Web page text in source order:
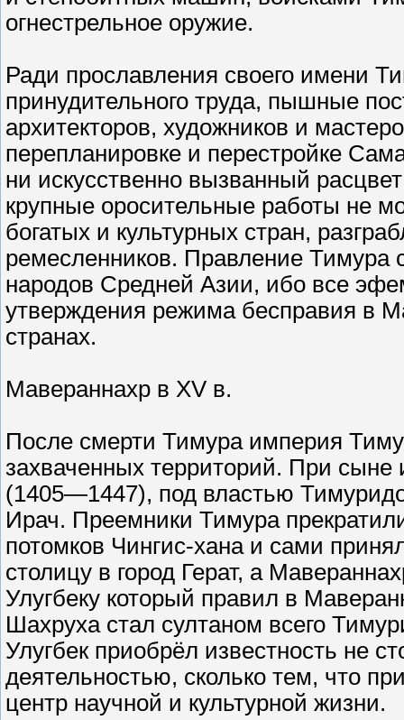
огнестрельное оружие.
Ради прославления своего имени
принудительного труда, пышные
архитекторов, художников и
перепланировке и перестройке
ни искусственно вызванный
крупные оросительные работы не
богатых и культурных стран,
ремесленников. Правление Тимура
народов Средней Азии, ибо все
утверждения режима бесправия в
странах.
Мавераннахр в XV в.
После смерти Тимура империя
захваченных территорий. При
(1405—1447), под властью
Ирач. Преемники Тимура
потомков Чингис-хана и сами
столицу в город Герат, а
Улугбеку который правил в
Шахруха стал султаном всего
Улугбек приобрёл известность не
деятельностью, сколько тем, что
центр научной и культурной жизни.